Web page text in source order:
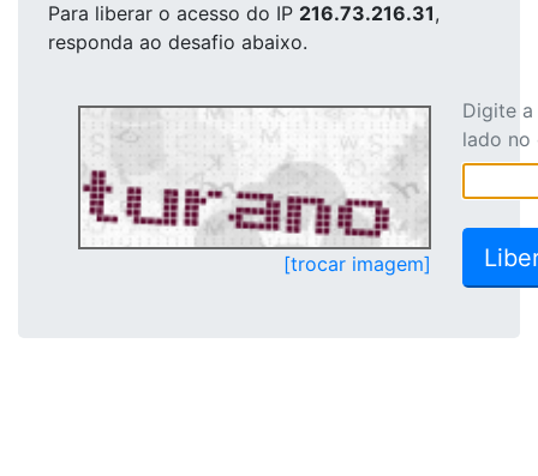
Para liberar o acesso do IP 216.73.216.31,
responda ao desafio abaixo.
[trocar imagem]
Digite
lado no